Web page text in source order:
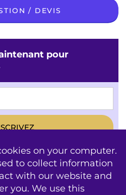
/ DEVIS
pour
on your computer.
to collect information
with our website and
you. We use this